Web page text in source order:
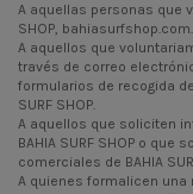
A aquellas personas que
SHOP, bahiasurfshop.com.
A aquellos que
través de correo
formularios de recogida
SURF SHOP.
A aquellos que soliciten
BAHIA SURF SHOP o
comerciales de BAHIA
A quienes formalicen una